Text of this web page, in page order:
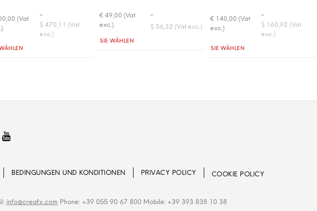
(Vat
-
$ 470,11 (Vat
exc.)
€ 49,00 (Vat
exc.)
-
$ 56,32 (Vat exc.)
Quantità
SIE WÄHLEN
€ 140,00 (Vat
exc.)
-
$ 160,92 (Vat
exc.)
Quantità
SIE WÄHLEN
BEDINGUNGEN UND KONDITIONEN PRIVACY POLICY COOKIE POLICY
info@creafx.com Phone: +39 055 90 67 800 Mobile: +39 393 838 10 38